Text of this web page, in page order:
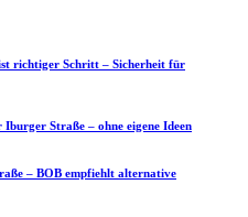
richtiger Schritt – Sicherheit für
Straße – ohne eigene Ideen
– BOB empfiehlt alternative